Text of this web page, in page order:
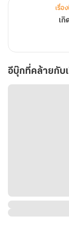
เรื่อ
เกิ
อีบุ๊กที่คล้ายกับ